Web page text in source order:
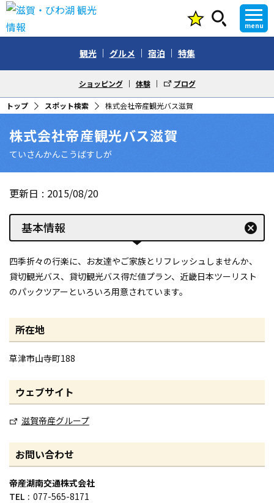
menu
観光 グルメ 宿泊 特集
ショッピング 体験 ブログ
トップ スポット検索 株式会社帝産観光バス滋賀
株式会社帝産観光バス滋賀
ていさんかんこうばすしが
更新日 2015/08/20
基本情報 cancel
四季折々の行楽に、お友達やご家族とリフレッシュしませんか、
貸切観光バス、貸切観光バス得だ値プラン、近畿日本ツーリスト
のパックツアーといろいろ用意されています。
所在地
草津市山寺町188
ウェブサイト
滋賀帝産グループ
お問い合わせ
帝産湖南交通株式会社
TEL
077-565-8171